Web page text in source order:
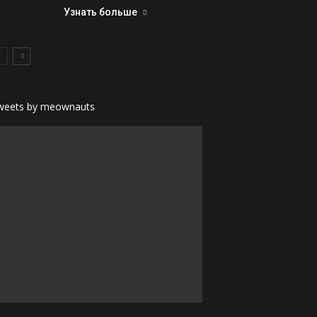
Узнать больше
by meownauts